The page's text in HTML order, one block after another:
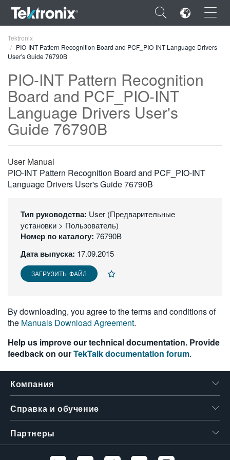
×
ENGLISH
FRANÇAIS
VIỆT NAM
简体中文
한국어
繁體中文
Tektronix
PIO-INT Pattern Recognition Board and PCF_PIO-INT Language Drivers
User's Guide 76790B
PIO-INT Pattern Recognition
Board and PCF_PIO-INT
Language Drivers User's
Guide 76790B
User Manual
PIO-INT Pattern Recognition Board and PCF_PIO-INT
Language Drivers User's Guide 76790B
Тип руководства: User (Предварительные
установки > Пользователь)
Номер по каталогу: 76790B
Дата выпуска: 17.09.2015
ЗАГРУЗИТЬ ФАЙЛ
By downloading, you agree to the terms and conditions of
the Manuals Download Agreement.
Help us improve our technical documentation. Provide
feedback on ourTekTalk documentation forum.
Компания
Справка и обучение
Партнеры